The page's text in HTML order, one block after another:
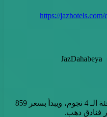
https://jazhotels.com/
يُصنف منتجع سويس ان دهب بأنه فئة الـ 4 نجوم، ويبدأ بسعر 859